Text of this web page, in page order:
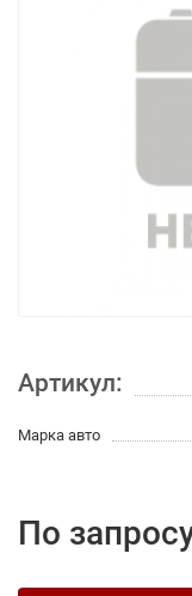
Артикул:
Марка авто
По